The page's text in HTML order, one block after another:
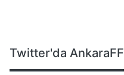
Twitter'da AnkaraFF